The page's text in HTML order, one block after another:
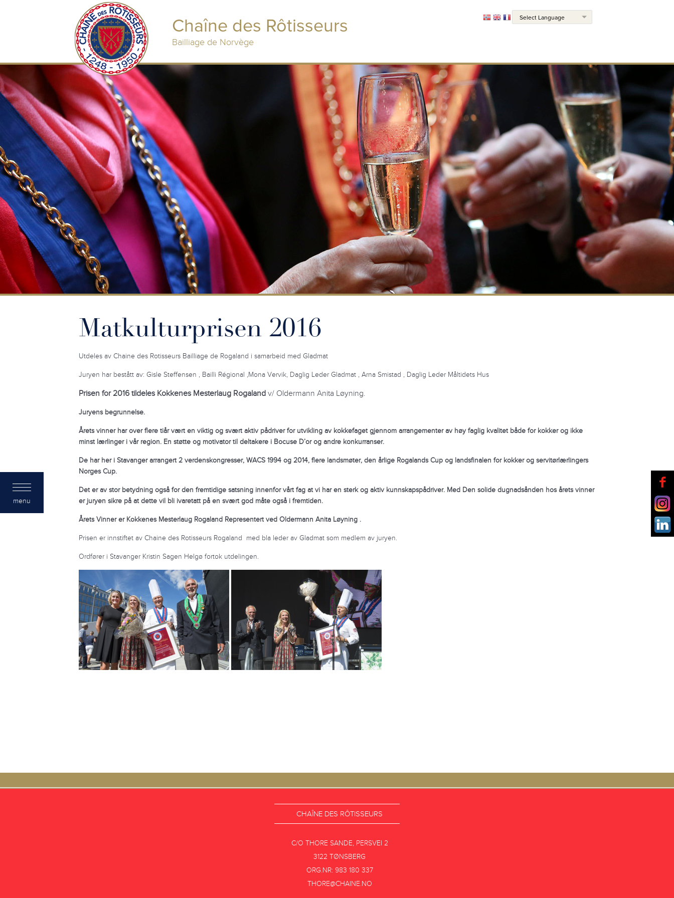
Chaîne des Rôtisseurs
Bailliage de Norvège
Matkulturprisen 2016
Utdeles av Chaine des Rotisseurs Bailliage de Rogaland i samarbeid med Gladmat
Juryen har bestått av: Gisle Steffensen , Bailli Régional ,Mona Vervik, Daglig Leder Gladmat , Arna Smistad , Daglig Leder Måltidets Hus
Prisen for 2016 tildeles Kokkenes Mesterlaug Rogaland v/ Oldermann Anita Løyning.
Juryens begrunnelse.
Årets vinner har over flere tiår vært en viktig og svært aktiv pådriver for utvikling av kokkefaget gjennom arrangementer av høyfaglig kvalitet både for kokker og ikke
minst lærlinger i vår region. En støtte og motivator til deltakere i Bocuse D’or og andre konkurranser.
De har her i Stavanger arrangert 2 verdenskongresser, WACS 1994 og 2014, flere landsmøter, den årlige Rogalands Cup og landsfinalen for kokker og servitørlærlingers
Norges Cup.
Det er av stor betydning også for den fremtidige satsning innenforvårt fag at vi har en sterk og aktiv kunnskapspådriver. Med Den solide dugnadsånden hos årets vinner
er juryen sikre på at dette vil bli ivaretatt på en svært god måte også i fremtiden.
Årets Vinner er Kokkenes Mesterlaug Rogaland Representert ved Oldermann Anita Løyning .
Prisen er innstiftet av Chaine des Rotisseurs Rogaland med bla leder av Gladmat som medlem av juryen.
Ordfører i Stavanger Kristin Sagen Helgø fortok utdelingen.
menu
CHAÎNE DES RÔTISSEURS
C/O THORE SANDE, PERSVEI 2
3122 TØNSBERG
ORG.NR: 983 180 337
THORE@CHAINE.NO